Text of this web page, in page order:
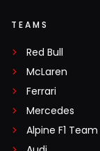
TEAMS
Red Bull
McLaren
Ferrari
Mercedes
Alpine F1 Team